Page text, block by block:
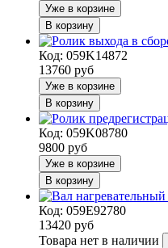
Уже в корзине
В корзину
Код: 059K14872
13760 руб
Уже в корзине
В корзину
Код: 059K08780
9800 руб
Уже в корзине
В корзину
Код: 059E92780
13420 руб
Товара нет в наличии